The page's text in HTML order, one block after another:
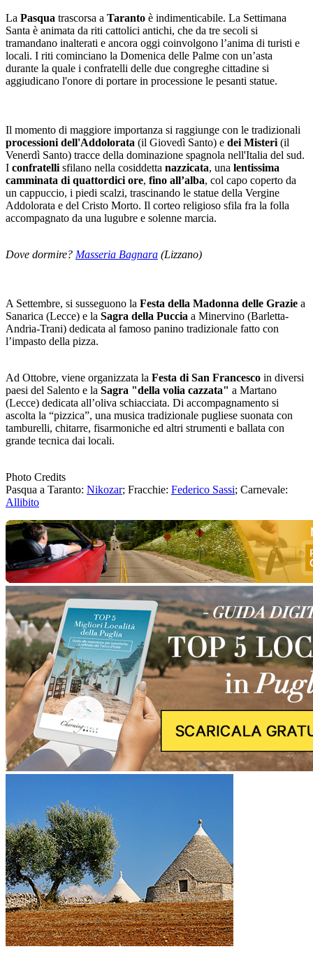
La Pasqua trascorsa a Taranto è indimenticabile. La Settimana
Santa è animata da riti cattolici antichi, che da tre secoli si
tramandano inalterati e ancora oggi coinvolgono l’anima di turisti e
locali. I riti cominciano la Domenica delle Palme con un’asta
durante la quale i confratelli delle due congreghe cittadine si
aggiudicano l'onore di portare in processione le pesanti statue.
Il momento di maggiore importanza si raggiunge con le tradizionali
processioni dell'Addolorata (il Giovedì Santo) e dei Misteri (il
Venerdì Santo) tracce della dominazione spagnola nell'Italia del sud.
I confratelli sfilano nella cosiddetta nazzicata, una lentissima
camminata di quattordici ore, fino all’alba, col capo coperto da
un cappuccio, i piedi scalzi, trascinando le statue della Vergine
Addolorata e del Cristo Morto. Il corteo religioso sfila fra la folla
accompagnato da una lugubre e solenne marcia.
Dove dormire? Masseria Bagnara (Lizzano)
A Settembre, si susseguono la Festa della Madonna delle Grazie a
Sanarica (Lecce) e la Sagra della Puccia a Minervino (Barletta-
Andria-Trani) dedicata al famoso panino tradizionale fatto con
l’impasto della pizza.
Ad Ottobre, viene organizzata la Festa di San Francesco in diversi
paesi del Salento e la Sagra "della volia cazzata" a Martano
(Lecce) dedicata all’oliva schiacciata. Di accompagnamento si
ascolta la “pizzica”, una musica tradizionale pugliese suonata con
tamburelli, chitarre, fisarmoniche ed altri strumenti e ballata con
grande tecnica dai locali.
Photo Credits
Pasqua a Taranto: Nikozar; Fracchie: Federico Sassi; Carnevale:
Allibito